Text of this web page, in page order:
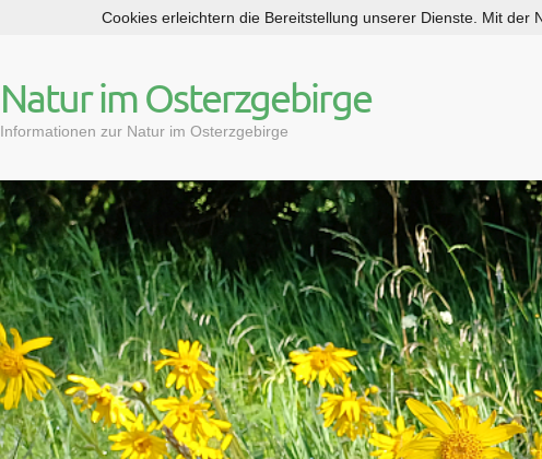
p
t
c
o
n
t
e
n
t
Natur im Osterzgebirge
Informationen zur Natur im Osterzgebirge
Cookies erleichtern die Bereitstellung unserer Dienste. Mit der